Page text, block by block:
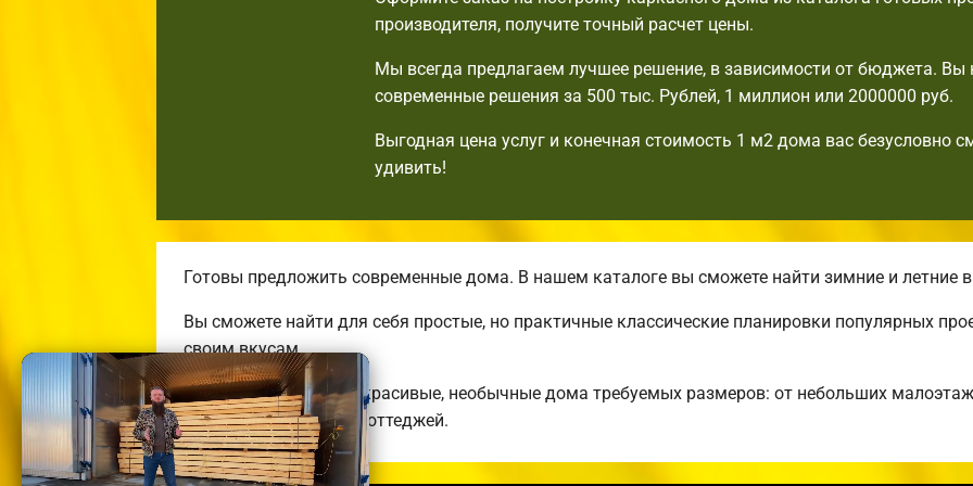
производителя, получите точный расчет цены.
Мы всегда предлагаем лучшее решение, в зависимости от бюджета. Вы
современные решения за 500 тыс. Рублей, 1 миллион или 2000000 руб.
Выгодная цена услуг и конечная стоимость 1 м2 дома вас безусловно
удивить!
Готовы предложить современные дома. В нашем каталоге вы сможете найти зимние и летние
Вы сможете найти для себя простые, но практичные классические планировки популярных
своим вкусам.
Строим комфортные, красивые, необычные дома требуемых размеров: от небольших
энергоэффективных коттеджей.